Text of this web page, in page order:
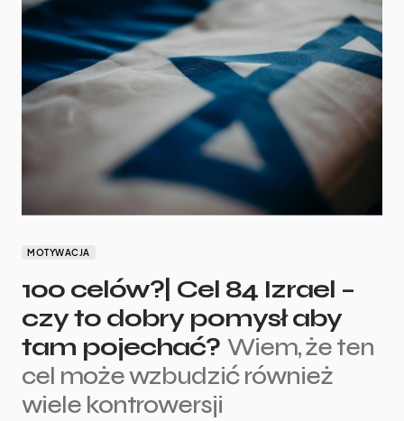
MOTYWACJA
100 celów?| Cel 84 Izrael –
czy to dobry pomysł aby
tam pojechać? Wiem, że ten
cel może wzbudzić również
wiele kontrowersji